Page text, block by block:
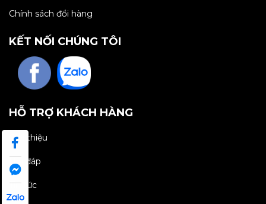
Chính sách đổi hàng
KẾT NỐI CHÚNG TÔI
HỖ TRỢ KHÁCH HÀNG
Giới thiệu
Hỏi đáp
Tin tức